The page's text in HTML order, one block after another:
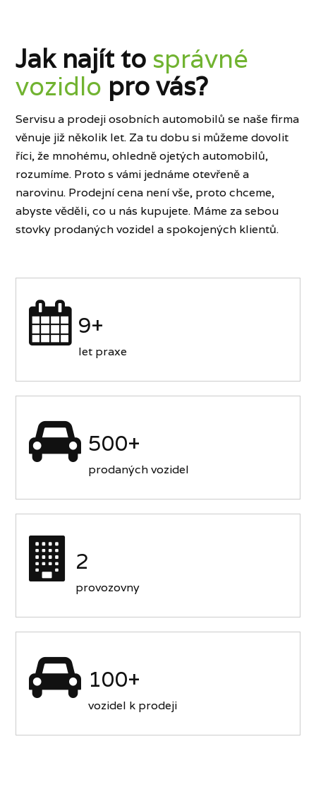
Jak najít to správné
vozidlo pro vás?
Servisu a prodeji osobních automobilů se naše firma
věnuje již několik let. Za tu dobu si můžeme dovolit
říci, že mnohému, ohledně ojetých automobilů,
rozumíme. Proto s vámi jednáme otevřeně a
narovinu. Prodejní cena není vše, proto chceme,
abyste věděli, co u nás kupujete. Máme za sebou
stovky prodaných vozidel a spokojených klientů.
9+
let praxe
500+
prodaných vozidel
2
provozovny
100+
vozidel k prodeji